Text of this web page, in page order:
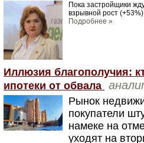
Пока застройщики
взрывной рост
Подробнее »
Иллюзия благополучия:
ипотеки от обвала
Рынок
покупатели
намеке на
уходят на